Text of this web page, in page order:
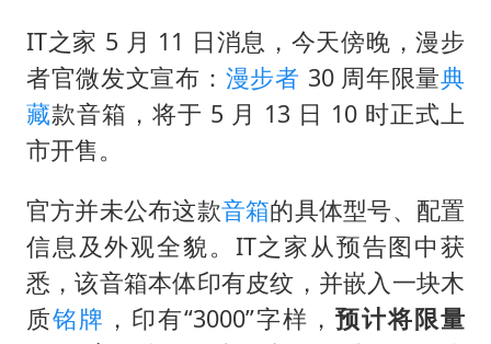
香港高温刷新历史纪录
女子发现前夫婚内与第三者育子
王艺迪无缘横滨赛决赛
王艺迪2-4不敌张本美和止步4强
以军士兵把枪口对准中国记者
上门女婿出轨女邻居多年被判重婚罪
韩军前线部队连曝丑闻
IT之家 5 月 11 日消息，今天傍晚，漫步
者官微发文宣布： 漫步者 30 周年限量典
藏款音箱，将于 5 月 13 日 10 时正式上
市开售。
官方并未公布这款音箱的具体型号、配置
信息及外观全貌。IT之家从预告图中获
悉，该音箱本体印有皮纹，并嵌入一块木
质铭牌 ，印有“3000”字样，预计将限量